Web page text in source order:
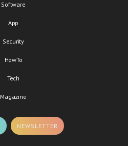
Software
App
Security
HowTo
Tech
Magazine
NEWSLETTER